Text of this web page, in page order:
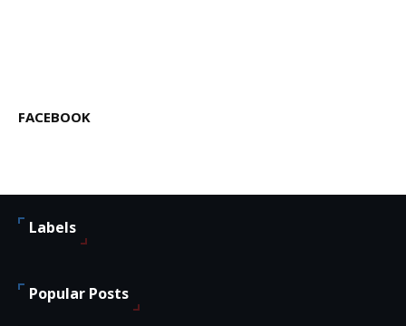
FACEBOOK
Labels
Popular Posts